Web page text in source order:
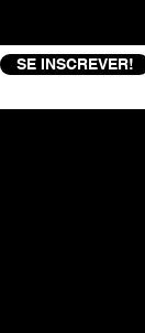
SE INSCREVER!